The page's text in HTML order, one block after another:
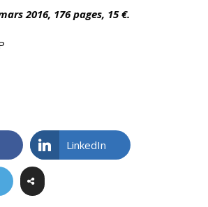
2016, 176 pages, 15 €.
LinkedIn